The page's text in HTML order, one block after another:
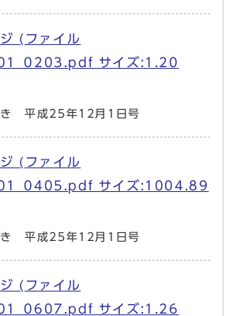
(ファイル
サイズ:1.20
き 平成25年12月1日号
(ファイル
サイズ:1004.89
き 平成25年12月1日号
(ファイル
サイズ:1.26